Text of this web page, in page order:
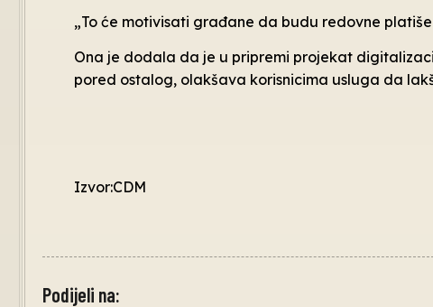
„To će motivisati građane da budu redovne
Ona je dodala da je u pripremi projekat
pored ostalog, olakšava korisnicima usluga da
Izvor:CDM
Podijeli na: